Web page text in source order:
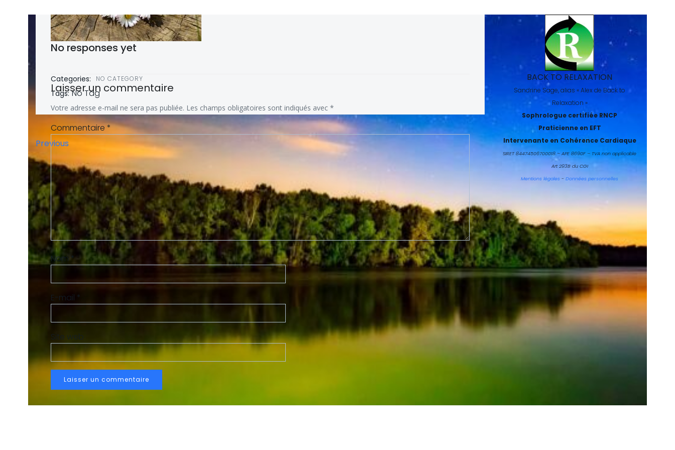
Categories: NO CATEGORY
Tags: No Tag
Post
navigation
Previous
No responses yet
Laisser un commentaire
Votre adresse e-mail ne sera pas publiée. Les champs obligatoires sont indiqués avec *
Commentaire*
Nom *
E-mail *
Site web
BACK TO RELAXATION
Sandrine Sage, alias « Alex de Back to
Relaxation »
Sophrologue certifiée RNCP
Praticienne en EFT
Intervenante en Cohérence Cardiaque
SIRET 84474506700018 – APE 8690F – TVA non applicable
Art 293B du CGI
Mentions légales - Données personnelles